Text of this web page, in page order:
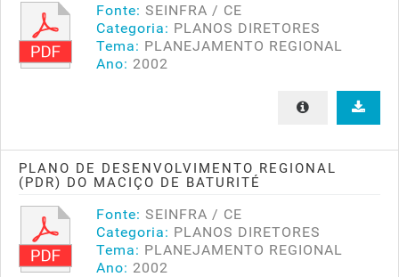
Fonte: SEINFRA / CE
Categoria: PLANOS DIRETORES
Tema: PLANEJAMENTO REGIONAL
Ano: 2002
PLANO DE DESENVOLVIMENTO REGIONAL
(PDR) DO MACIÇO DE BATURITÉ
Fonte: SEINFRA / CE
Categoria: PLANOS DIRETORES
Tema: PLANEJAMENTO REGIONAL
Ano: 2002